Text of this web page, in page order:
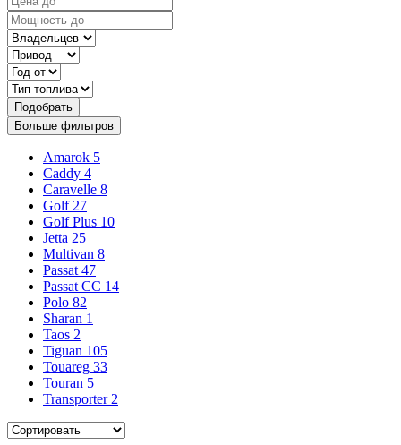
Подобрать
Больше фильтров
Amarok 5
Caddy 4
Caravelle 8
Golf 27
Golf Plus 10
Jetta 25
Multivan 8
Passat 47
Passat CC 14
Polo 82
Sharan 1
Taos 2
Tiguan 105
Touareg 33
Touran 5
Transporter 2